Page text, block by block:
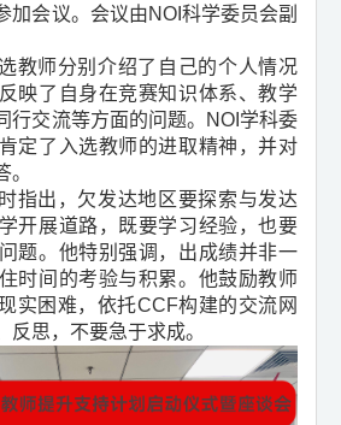
加会议。会议由NOI 科学委员会副
教师分别介绍了自己的个人情况
映了自身在竞赛知识体系、教学
行交流等方面的问题。
NOI 学科委
定了入选教师的进取精神，并对
指出，欠发达地区要探索与发达
开展道路，既要学习经验，也要
题。他特别强调，出成绩并非一
时间的考验与积累。他鼓励教师
实困难，依托CCF构建的交流网
反思，不要急于求成。